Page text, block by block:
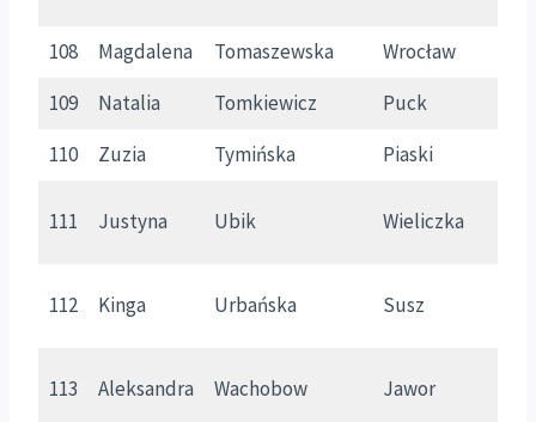
108 Magdalena Tomaszewska Wrocław
109
Natalia Tomkiewicz Puck
110
Zuzia Tymińska Piaski
111 Justyna Ubik Wieliczka
112 Kinga Urbańska Susz
113 Aleksandra Wachobow Jawor